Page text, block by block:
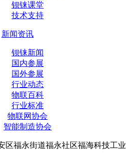
钡铼课堂
技术支持
新闻资讯
钡铼新闻
国内参展
国外参展
行业动态
物联百科
行业标准
物联网协会
智能制造协会
区福永街道福永社区福海科技工业